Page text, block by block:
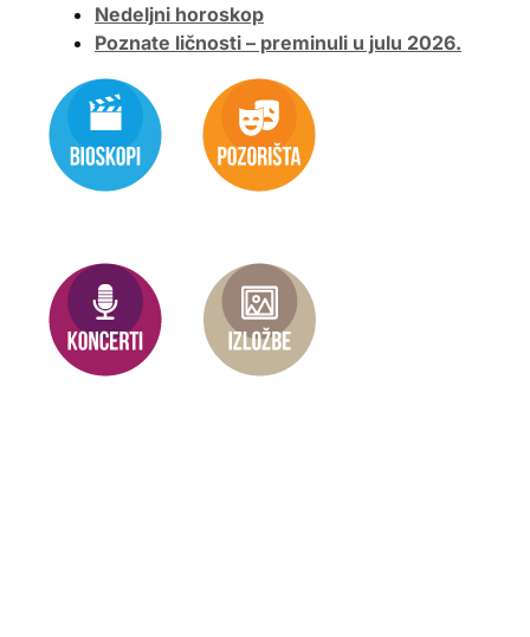
Nedeljni horoskop
Poznate ličnosti – preminuli u julu 2026.